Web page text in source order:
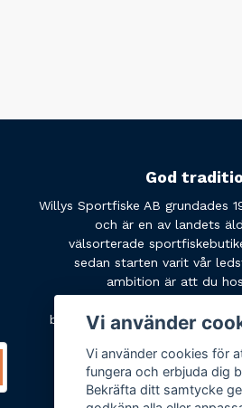
God
Willys Sportfiske AB grundades
och är en av landets
välsorterade
sedan starten varit vår
ambition är att du
behöver. Tveka inte att slå oss
Vi använder
Vi använder cookies för
fungera och erbjuda dig
Bekräfta ditt samtycke